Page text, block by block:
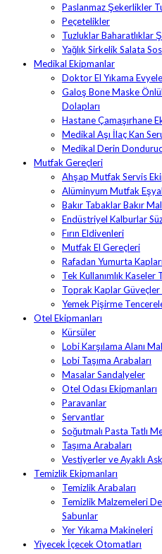
Paslanmaz Şekerlikler
Peçetelikler
Tuzluklar Baharatlıklar
Yağlık Sirkelik Salata
Medikal Ekipmanlar
Doktor El Yıkama
Galoş Bone Maske
Dolapları
Hastane Çamaşırhane
Medikal Aşı İlaç Kan
Medikal Derin
Mutfak Gereçleri
Ahşap Mutfak Servis
Alüminyum Mutfak
Bakır Tabaklar Bakır
Endüstriyel Kalburlar
Fırın Eldivenleri
Mutfak El Gereçleri
Rafadan Yumurta
Tek Kullanımlık
Toprak Kaplar
Yemek Pişirme
Otel Ekipmanları
Kürsüler
Lobi Karşılama Alanı
Lobi Taşıma Arabaları
Masalar Sandalyeler
Otel Odası Ekipmanları
Paravanlar
Servantlar
Soğutmalı Pasta Tatlı
Taşıma Arabaları
Vestiyerler ve Ayaklı
Temizlik Ekipmanları
Temizlik Arabaları
Temizlik Malzemeleri
Sabunlar
Yer Yıkama Makineleri
Yiyecek İçecek Otomatları